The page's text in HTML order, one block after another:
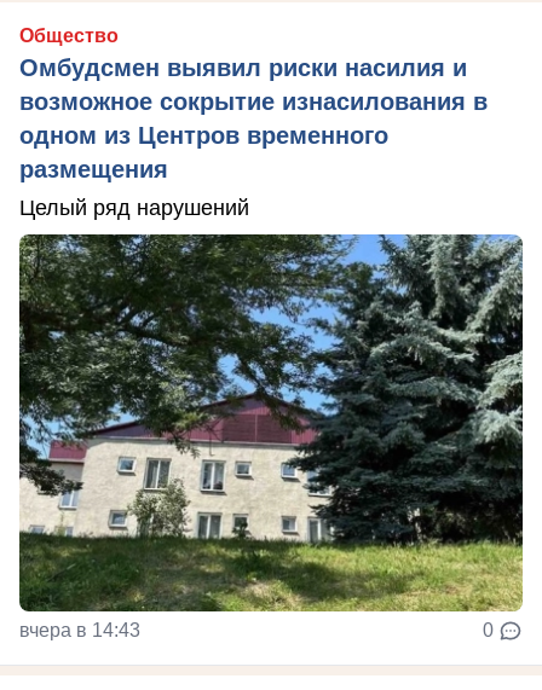
Общество
Омбудсмен выявил риски насилия и
возможное сокрытие изнасилования в
одном из Центров временного
размещения
Целый ряд нарушений
вчера в 14:43 0